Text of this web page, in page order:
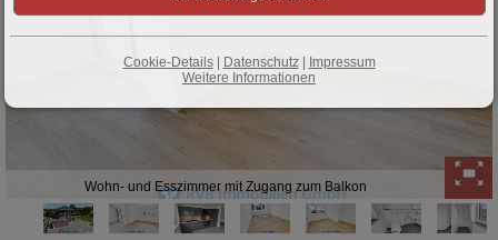
Wohn- und Esszimmer mit Zugang zum Balkon
Cookie-Details| Datenschutz| Impressum
Weitere Informationen